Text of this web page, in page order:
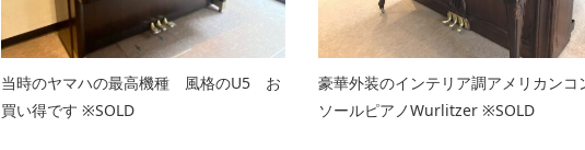
当時のヤマハの最高機種 風格のU5 お
買い得です ※SOLD
豪華外装のインテリア調アメリカンコ
ソールピアノWurlitzer ※SOLD